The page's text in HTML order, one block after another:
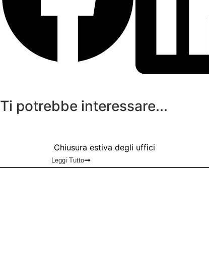
Ti potrebbe interessare...
Chiusura estiva degli uffici
Leggi Tutto